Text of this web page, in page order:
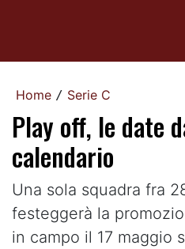
Home / Serie C
Play off, le date
calendario
Una sola squadra fra
festeggerà la
in campo il 17 maggio